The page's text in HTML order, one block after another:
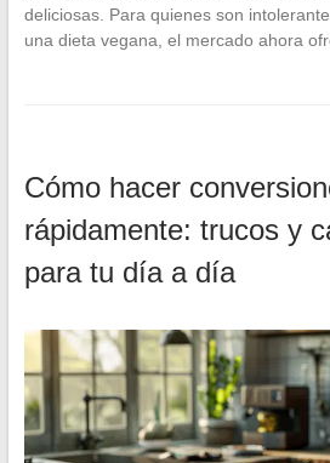
deliciosas. Para quienes son
una dieta vegana, el mercado ahora
Cómo hacer
rápidamente: trucos y
para tu día a día